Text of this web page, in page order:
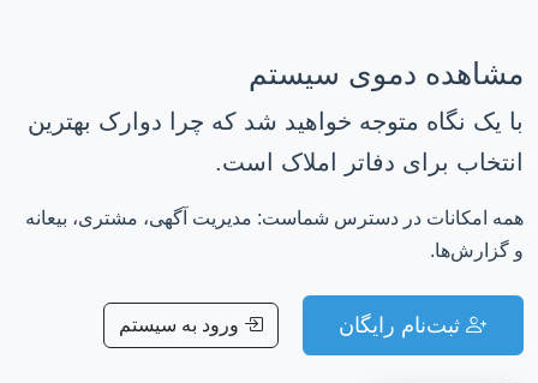
مشاهده دموی سیستم
با یک نگاه متوجه خواهید شد که چرا دوارک بهترین
انتخاب برای دفاتر املاک است.
همه امکانات در دسترس شماست: مدیریت آگهی، مشتری، بیعانه
و گزارش‌ها.
ثبت‌نام رایگان ورود به سیستم